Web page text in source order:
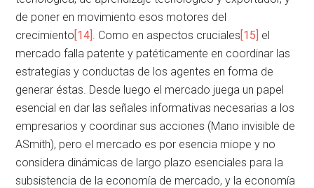
de poner en movimiento esos motores del
crecimiento[14] . Como en aspectos cruciales[15] el
mercado falla patente y patéticamente en coordinar las
estrategias y conductas de los agentes en forma de
generar éstas. Desde luego el mercado juega un papel
esencial en dar las señales informativas necesarias a los
empresarios y coordinar sus acciones (Mano invisible de
ASmith), pero el mercado es por esencia miope y no
considera dinámicas de largo plazo esenciales para la
subsistencia de la economía de mercado, y la economía